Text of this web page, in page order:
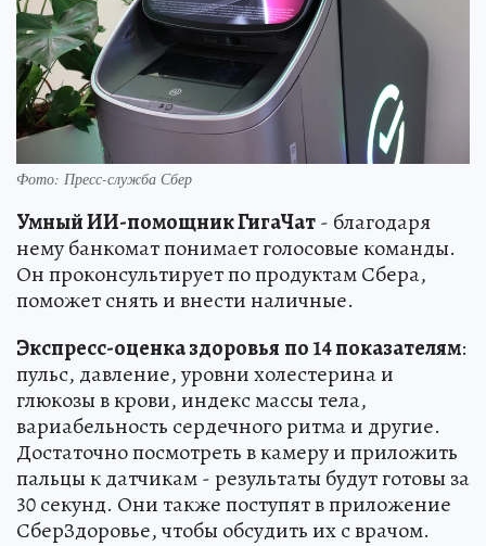
Фото: Пресс-служба Сбер
Умный ИИ-помощник ГигаЧат- благодаря
нему банкомат понимает голосовые команды.
Он проконсультирует по продуктам Сбера,
поможет снять и внести наличные.
Экспресс-оценка здоровьяпо 14 показателям:
пульс, давление, уровни холестерина и
глюкозы в крови, индекс массы тела,
вариабельность сердечного ритма и другие.
Достаточно посмотреть в камеру и приложить
пальцы к датчикам - результаты будут готовы за
30 секунд. Они также поступят в приложение
СберЗдоровье, чтобы обсудить их с врачом.